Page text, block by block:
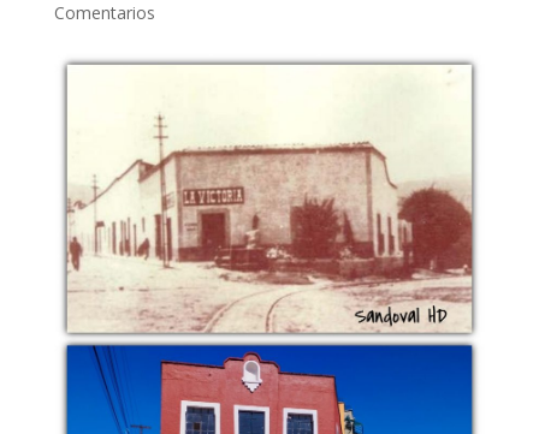
Comentarios